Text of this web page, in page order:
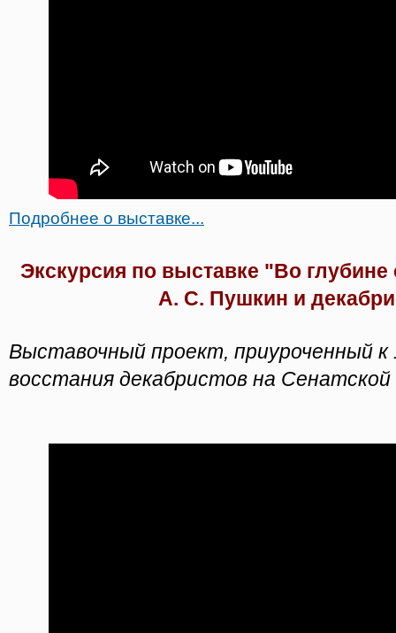
Подробнее о выставке...
Экскурсия по выставке "Во глубине
А. С. Пушкин и
Выставочный проект, приуроченный
восстания декабристов на